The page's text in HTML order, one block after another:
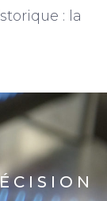
: la